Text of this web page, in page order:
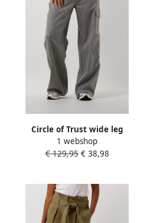
Circle of Trust wide leg
cargobroek met krijtstreep grijs
1 webshop
€ 129,95€ 38,98